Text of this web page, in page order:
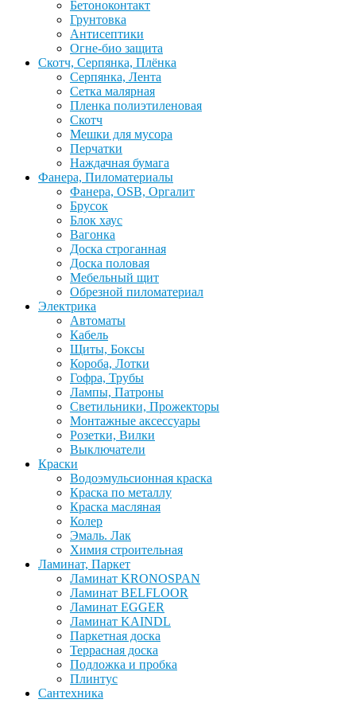
Бетоноконтакт
Грунтовка
Антисептики
Огне-био защита
Скотч, Серпянка, Плёнка
Серпянка, Лента
Сетка малярная
Пленка полиэтиленовая
Скотч
Мешки для мусора
Перчатки
Наждачная бумага
Фанера, Пиломатериалы
Фанера, OSB, Оргалит
Брусок
Блок хаус
Вагонка
Доска строганная
Доска половая
Мебельный щит
Обрезной пиломатериал
Электрика
Автоматы
Кабель
Щиты, Боксы
Короба, Лотки
Гофра, Трубы
Лампы, Патроны
Светильники, Прожекторы
Монтажные аксессуары
Розетки, Вилки
Выключатели
Краски
Водоэмульсионная краска
Краска по металлу
Краска масляная
Колер
Эмаль. Лак
Химия строительная
Ламинат, Паркет
Ламинат KRONOSPAN
Ламинат BELFLOOR
Ламинат EGGER
Ламинат KAINDL
Паркетная доска
Террасная доска
Подложка и пробка
Плинтус
Сантехника